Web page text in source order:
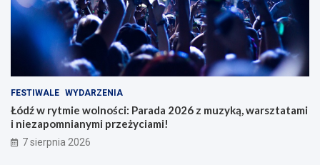
FESTIWALE WYDARZENIA
Łódź w rytmie wolności: Parada 2026 z muzyką, warsztatami
i niezapomnianymi przeżyciami!
7 sierpnia 2026